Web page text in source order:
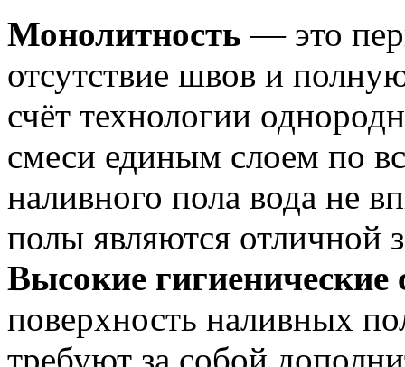
Монолитность — это
отсутствие швов и
счёт технологии
смеси единым слоем по
наливного пола вода не
полы являются отличной
Высокие гигиенические
поверхность наливных